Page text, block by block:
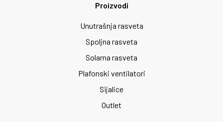
Proizvodi
Unutrašnja rasveta
Spoljna rasveta
Solarna rasveta
Plafonski ventilatori
Sijalice
Outlet